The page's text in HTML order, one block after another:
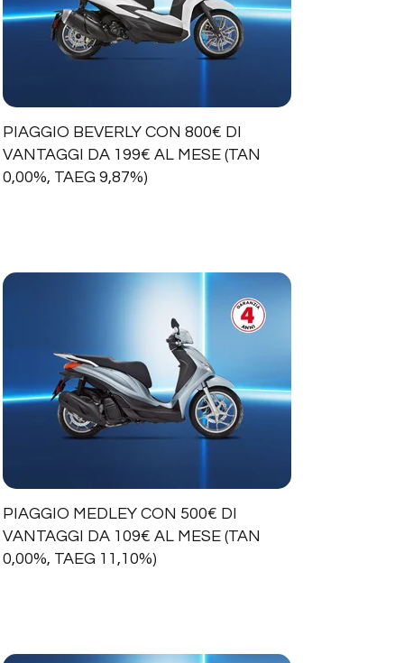
PIAGGIO BEVERLY CON 800€ DI
VANTAGGI DA 199€ AL MESE (TAN
0,00%, TAEG 9,87%)
PIAGGIO MEDLEY CON 500€ DI
VANTAGGI DA 109€ AL MESE (TAN
0,00%, TAEG 11,10%)